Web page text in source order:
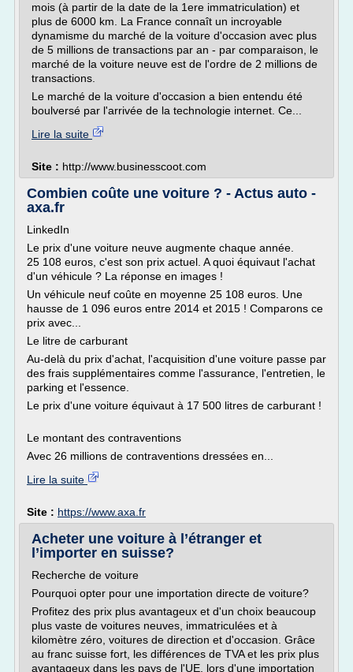
mois (à partir de la date de la 1ere immatriculation) et
plus de 6000 km. La France connaît un incroyable
dynamisme du marché de la voiture d'occasion avec plus
de 5 millions de transactions par an - par comparaison, le
marché de la voiture neuve est de l'ordre de 2 millions de
transactions.
Le marché de la voiture d'occasion a bien entendu été
boulversé par l'arrivée de la technologie internet. Ce...
Lire la suite
Site : http://www.businesscoot.com
Combien coûte une voiture ? - Actus auto -
axa.fr
LinkedIn
Le prix d'une voiture neuve augmente chaque année.
25 108 euros, c'est son prix actuel. A quoi équivaut l'achat
d'un véhicule ? La réponse en images !
Un véhicule neuf coûte en moyenne 25 108 euros. Une
hausse de 1 096 euros entre 2014 et 2015 ! Comparons ce
prix avec...
Le litre de carburant
Au-delà du prix d'achat, l'acquisition d'une voiture passe par
des frais supplémentaires comme l'assurance, l'entretien, le
parking et l'essence.
Le prix d'une voiture équivaut à 17 500 litres de carburant !
Le montant des contraventions
Avec 26 millions de contraventions dressées en...
Lire la suite
Site : https://www.axa.fr
Acheter une voiture à l’étranger et
l’importer en suisse?
Recherche de voiture
Pourquoi opter pour une importation directe de voiture?
Profitez des prix plus avantageux et d'un choix beaucoup
plus vaste de voitures neuves, immatriculées et à
kilomètre zéro, voitures de direction et d'occasion. Grâce
au franc suisse fort, les différences de TVA et les prix plus
avantageux dans les pays de l'UE, lors d'une importation